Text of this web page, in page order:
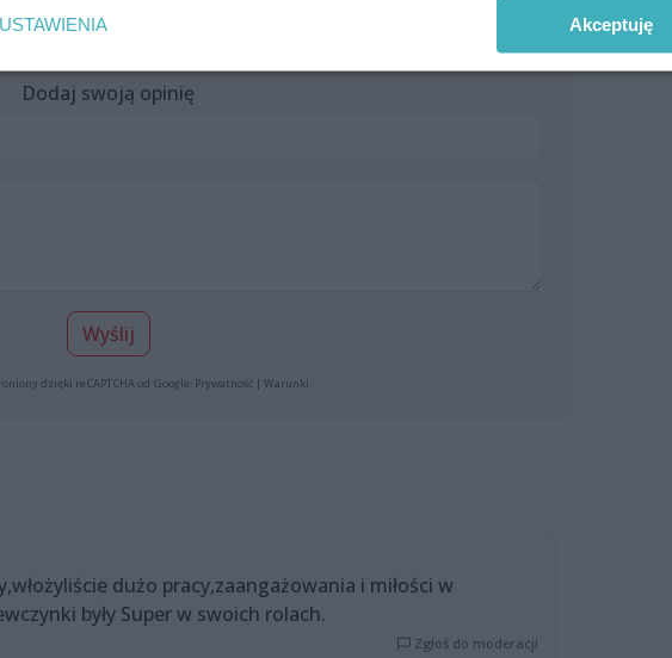
Dodaj swoją opinię
Wyślij
dzięki reCAPTCHA od Google: Prywatność| Warunki
dużo pracy,zaangażowania i miłości w
były Super w swoich rolach.
Zgłoś do moderacji
USTAWIENIA Akceptuję